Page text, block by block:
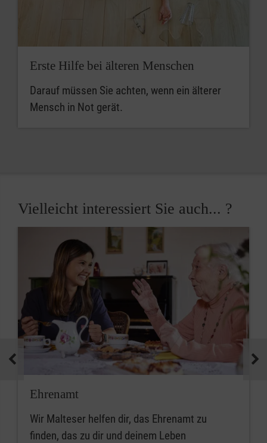
Erste Hilfe bei älteren Menschen
Darauf müssen Sie achten, wenn ein älterer
Mensch in Not gerät.
Vielleicht interessiert Sie auch... ?
Ehrenamt
Wir Malteser helfen dir, das Ehrenamt zu
finden, das zu dir und deinem Leben